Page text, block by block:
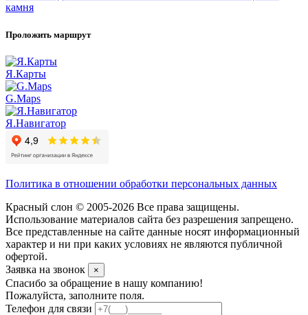
камня
Проложить маршрут
Я.Карты
G.Maps
Я.Навигатор
Политика в отношении обработки персональных данных
Красный слон © 2005-2026 Все права защищены.
Использование материалов сайта без разрешения запрещено.
Все представленные на сайте данные носят информационный
характер и ни при каких условиях не являются публичной
офертой.
Заявка на звонок
×
Спасибо за обращение в нашу компанию!
Пожалуйста, заполните поля.
Телефон для связи